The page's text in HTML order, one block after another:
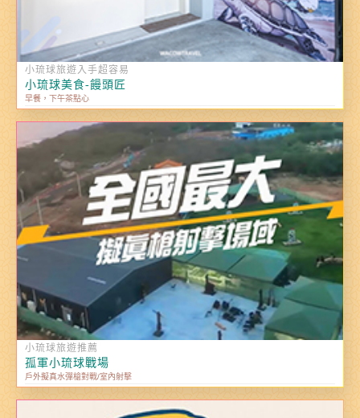
小琉球旅遊入手超容易
小琉球美食-饅頭匠
早餐，下午茶點心
小琉球旅遊推薦
孤軍小琉球戰場
戶外擬真水彈槍對戰/室內射擊